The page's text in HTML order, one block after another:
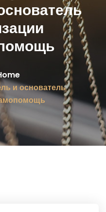
и основатель